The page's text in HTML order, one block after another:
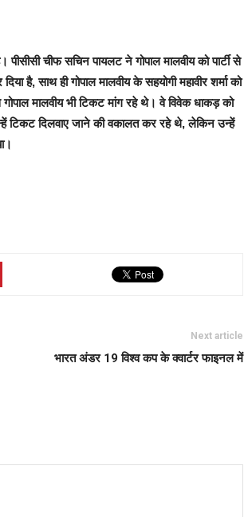
चीफ सचिन पायलट ने गोपाल मालवीय को पार्टी से
है, साथ ही गोपाल मालवीय के सहयोगी महावीर शर्मा को
मालवीय भी टिकट मांग रहे थे। वे विवेक धाकड़ को
टिकट दिलवाए जाने की वकालत कर रहे थे, लेकिन उन्हें
Next article
भारत अंडर 19 विश्व कप के क्वार्टर फाइनल में